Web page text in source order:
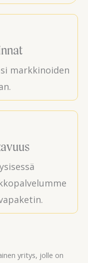
markkinoiden
yritys, jolle on